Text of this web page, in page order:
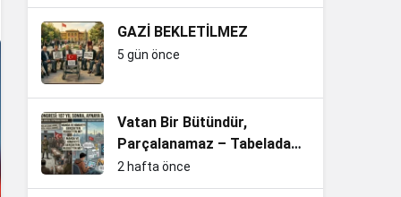
GAZİ BEKLETİLMEZ
5 gün önce
Vatan Bir Bütündür,
Parçalanamaz – Tabelada
mı, Ruhta mı?
2 hafta önce